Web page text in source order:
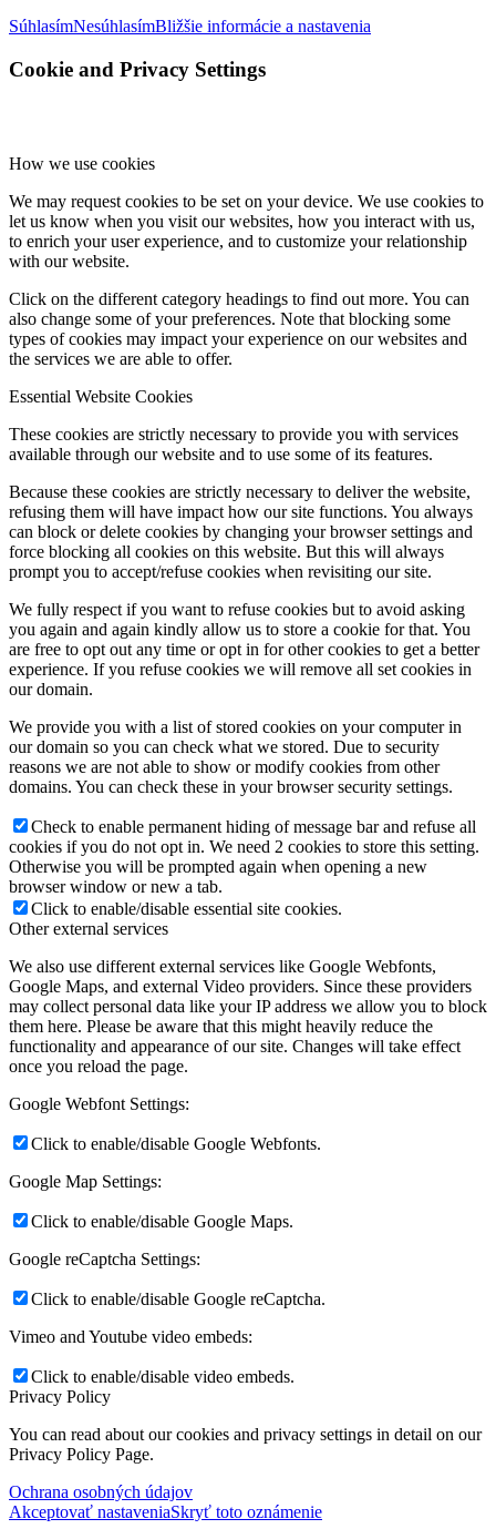
SúhlasímNesúhlasímBližšie informácie a nastavenia
Cookie and Privacy Settings
How we use cookies
We may request cookies to be set on your device. We use cookies to
let us know when you visit our websites, how you interact with us,
to enrich your user experience, and to customize your relationship
with our website.
Click on the different category headings to find out more. You can
also change some of your preferences. Note that blocking some
types of cookies may impact your experience on our websites and
the services we are able to offer.
Essential Website Cookies
These cookies are strictly necessary to provide you with services
available through our website and to use some of its features.
Because these cookies are strictly necessary to deliver the website,
refusing them will have impact how our site functions. You always
can block or delete cookies by changing your browser settings and
force blocking all cookies on this website. But this will always
prompt you to accept/refuse cookies when revisiting our site.
We fully respect if you want to refuse cookies but to avoid asking
you again and again kindly allow us to store a cookie for that. You
are free to opt out any time or opt in for other cookies to get a better
experience. If you refuse cookies we will remove all set cookies in
our domain.
We provide you with a list of stored cookies on your computer in
our domain so you can check what we stored. Due to security
reasons we are not able to show or modify cookies from other
domains. You can check these in your browser security settings.
Check to enable permanent hiding of message bar and refuse all
cookies if you do not opt in. We need 2 cookies to store this setting.
Otherwise you will be prompted again when opening a new
browser window or new a tab.
Click to enable/disable essential site cookies.
Other external services
We also use different external services like Google Webfonts,
Google Maps, and external Video providers. Since these providers
may collect personal data like your IP address we allow you to block
them here. Please be aware that this might heavily reduce the
functionality and appearance of our site. Changes will take effect
once you reload the page.
Google Webfont Settings:
Click to enable/disable Google Webfonts.
Google Map Settings:
Click to enable/disable Google Maps.
Google reCaptcha Settings:
Click to enable/disable Google reCaptcha.
Vimeo and Youtube video embeds:
Click to enable/disable video embeds.
Privacy Policy
You can read about our cookies and privacy settings in detail on our
Privacy Policy Page.
Ochrana osobných údajov
Akceptovať nastaveniaSkryť toto oznámenie